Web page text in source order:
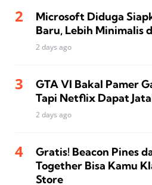
Microsoft Diduga
Baru, Lebih Minimalis
2 days ago
GTA VI Bakal Pamer
Tapi Netflix Dapat
2 days ago
Gratis! Beacon Pines
Together Bisa Kamu
Store